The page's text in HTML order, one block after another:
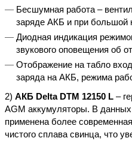
Бесшумная работа –
заряде АКБ и при большой
Диодная индикация
звукового оповещения об
Отображение на табло
заряда на АКБ, режима
2) АКБ Delta DTM 12150 L –
AGM аккумуляторы. В
применена более
чистого сплава свинца, что